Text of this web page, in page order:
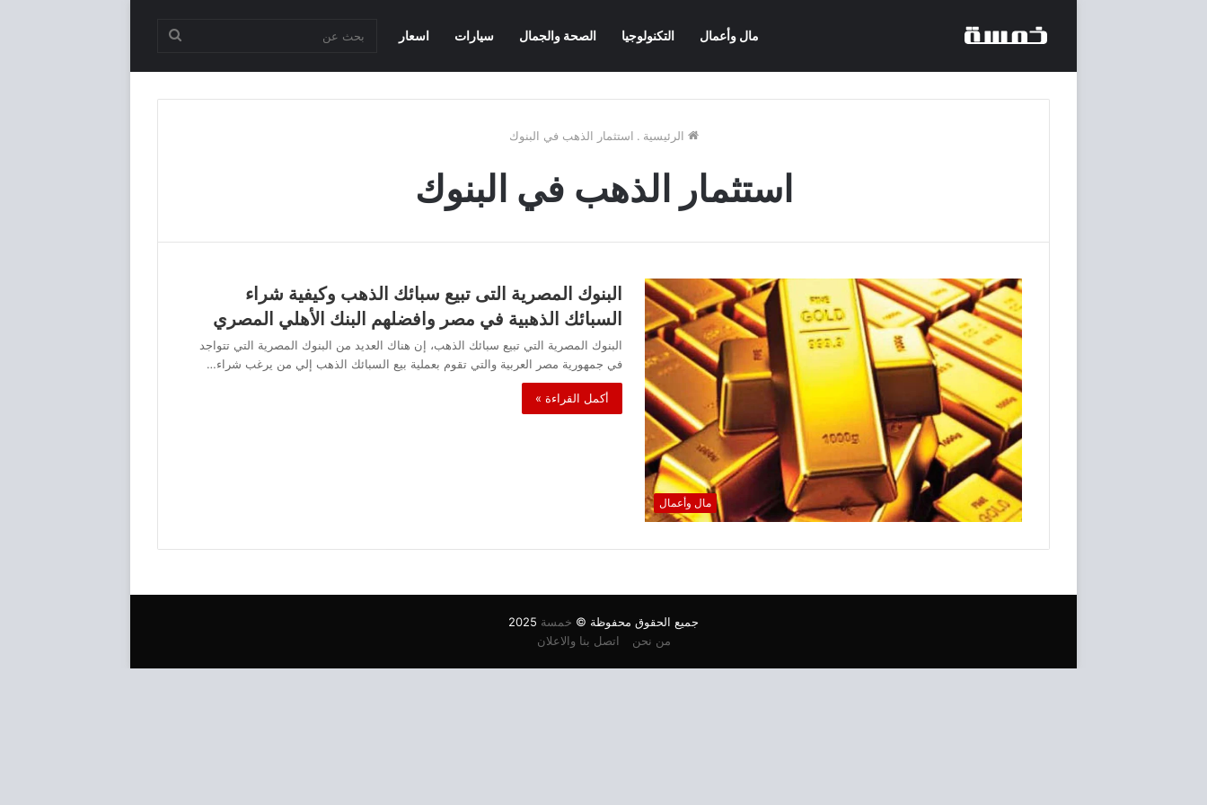
مال وأعمال التكنولوجيا الصحة والجمال سيارات اسعار
الرئيسية . استثمار الذهب في البنوك
استثمار الذهب في البنوك
مال وأعمال
البنوك المصرية التى تبيع سبائك الذهب وكيفية شراء
السبائك الذهبية في مصر وافضلهم البنك الأهلي المصري
البنوك المصرية التي تبيع سبائك الذهب، إن هناك العديد من البنوك المصرية التي تتواجد
في جمهورية مصر العربية والتي تقوم بعملية بيع السبائك الذهب إلي من يرغب شراء…
أكمل القراءة »
جميع الحقوق محفوظة © خمسة
من نحن
اتصل بنا والاعلان